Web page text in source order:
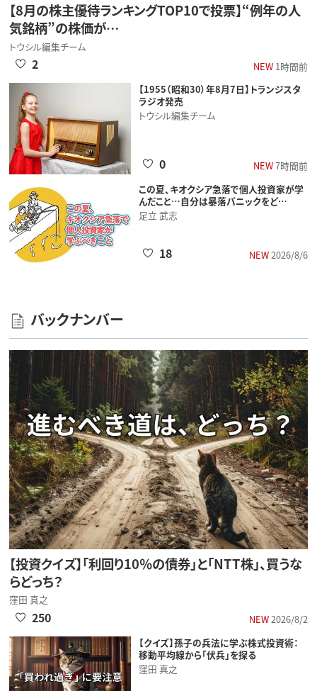
【8月の株主優待ランキングTOP10で投票】“例年の人
気銘柄”の株価が…
トウシル編集チーム
NEW1時間前
2
【1955（昭和30）年8月7日】トランジスタ
ラジオ発売
トウシル編集チーム
NEW7時間前
0
この夏、キオクシア急落で個人投資家が学
んだこと…自分は暴落パニックをど…
足立 武志
NEW2026/8/6
18
バックナンバー
【投資クイズ】「利回り10％の債券」と「NTT株」、買うな
らどっち？
窪田 真之
NEW2026/8/2
250
【クイズ】孫子の兵法に学ぶ株式投資術：
移動平均線から「伏兵」を探る
窪田 真之